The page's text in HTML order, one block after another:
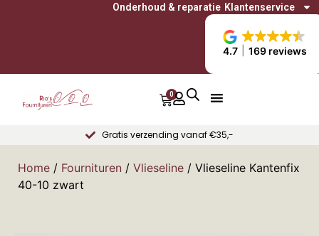
4.7 169 reviews
Onderhoud & reparatie Klantenservice
0
Gratis verzending vanaf €35,-
Home / Fournituren / Vlieseline / Vlieseline Kantenfix
40-10 zwart